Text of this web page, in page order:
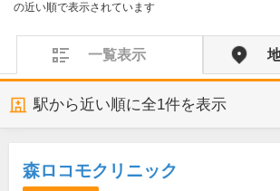
の近い順で表示されています
一覧表示
駅から近い順に全1件を表示
森ロコモクリニック